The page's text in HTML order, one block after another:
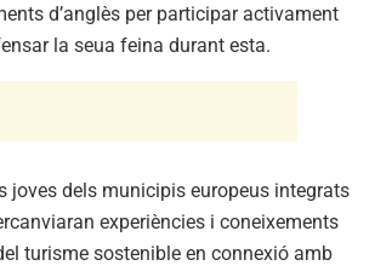
d’anglès per participar activament
la seua feina durant esta.
joves dels municipis europeus integrats
experiències i coneixements
turisme sostenible en connexió amb